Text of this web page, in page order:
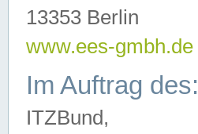
13353 Berlin
www.ees-gmbh.de
Im Auftrag des:
ITZBund,